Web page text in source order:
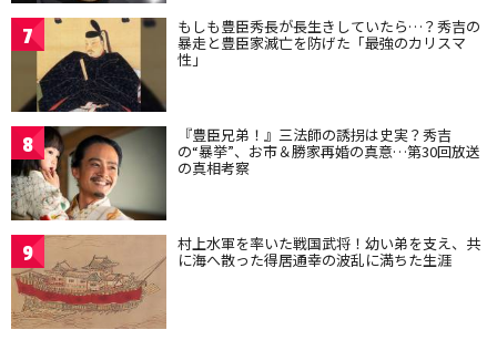
7 もしも豊臣秀長が長生きしていたら…？秀吉の
暴走と豊臣家滅亡を防げた「最強のカリスマ
性」
8 『豊臣兄弟！』三法師の誘拐は史実？秀吉
の“暴挙”、お市＆勝家再婚の真意…第30回放送
の真相考察
9 村上水軍を率いた戦国武将！幼い弟を支え、共
に海へ散った得居通幸の波乱に満ちた生涯